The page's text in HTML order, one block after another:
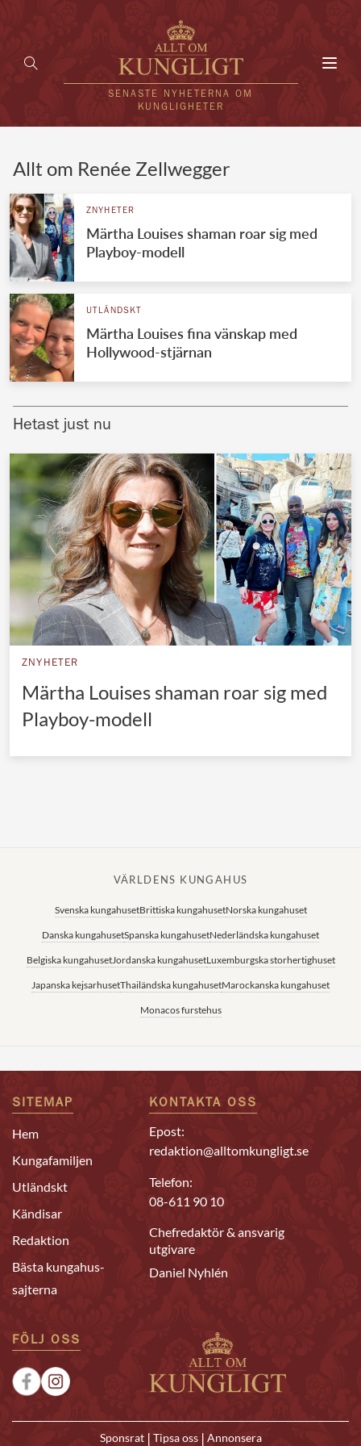
SENASTE NYHETERNA OM
KUNGLIGHETER
UTLÄNDSKT
VÄRLDENS KUNGAHUS
Svenska kungahuset
Brittiska kungahuset
Nederländska kungahuset
Belgiska kungahuset
Jordanska kungahuset
Luxemburgska storhertighuset
Japanska kejsarhuset
Thailändska kungahuset
Marockanska kungahuset
REDAKTION
Allt om Renée Zellwegger
ZNYHETER
Märtha Louises shaman roar sig med
Playboy-modell
UTLÄNDSKT
Märtha Louises fina vänskap med
Hollywood-stjärnan
Hetast just nu
ZNYHETER
Märtha Louises shaman roar sig med
Playboy-modell
VÄRLDENS KUNGAHUS
Svenska kungahusetBrittiska kungahusetNorska kungahuset
Danska kungahusetSpanska kungahusetNederländska kungahuset
Belgiska kungahusetJordanska kungahusetLuxemburgska storhertighuset
Japanska kejsarhusetThailändska kungahusetMarockanska kungahuset
Monacos furstehus
SITEMAP
Hem
Kungafamiljen
Utländskt
Kändisar
Redaktion
Bästa kungahus-
sajterna
KONTAKTA OSS
Epost:
redaktion@alltomkungligt.se
Telefon:
08-611 90 10
Chefredaktör & ansvarig
utgivare
Daniel Nyhlén
FÖLJ OSS
Sponsrat | Tipsa oss | Annonsera